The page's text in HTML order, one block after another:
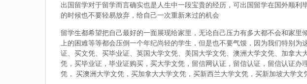
出国留学对于留学而言确实也是人生中一段宝贵的经历，可出国留学在国外顺
的时候也不要轻易放弃，给自己一次重新来过的机会
留学生都希望把自己最好的一面展现给家里，无论自己压力有多大都不会和家
上的困难等等都会压倒一个年纪尚轻的学生，但是也不要气馁，因为我们特别
证、买文凭、买毕业证、英国大学文凭、美国大学文凭、澳洲大学文凭、加拿
凭，买毕业证，毕业证购买，买大学文凭，留信网认证，留信认证，留信认证
凭， 买澳洲大学文凭，买加拿大大学文凭，买新西兰大学文凭，买新加坡大学文